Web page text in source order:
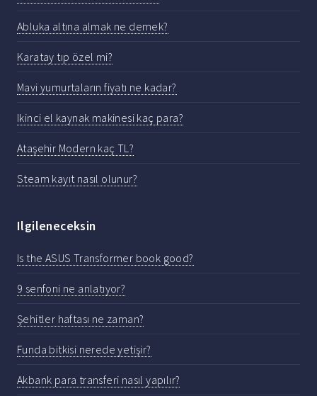
Abluka altına almak ne demek?
Karatay tıp özel mi?
Mavi yumurtaların fiyatı ne kadar?
Ikinci el kaynak makinesi kaç para?
Ataşehir Modern kaç TL?
Steam kayıt nasıl olunur?
Ilgileneceksin
Is the ASUS Transformer book good?
9 senfoni ne anlatıyor?
Şehitler haftası ne zaman?
Funda bitkisi nerede yetişir?
Akbank para transferi nasıl yapılır?